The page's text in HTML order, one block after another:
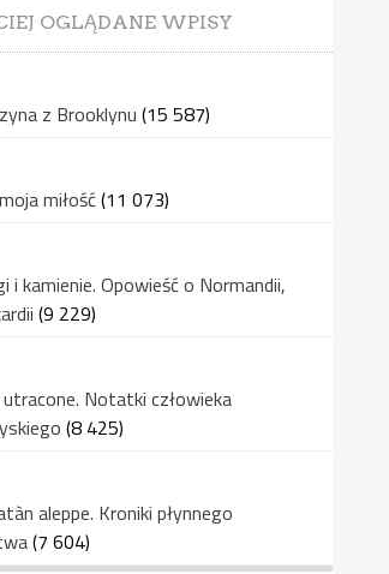
OGLĄDANE WPISY
z Brooklynu (15 587)
miłość(11 073)
i kamienie. Opowieść o Normandii,
(9 229)
Notatki człowieka
(8 425)
aleppe. Kroniki płynnego
(7 604)